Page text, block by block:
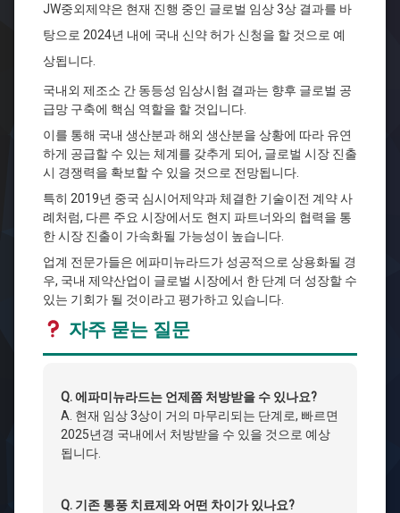
JW중외제약은 현재 진행 중인 글로벌 임상 3상 결과를 바
탕으로 2024년 내에 국내 신약 허가 신청을 할 것으로 예
상됩니다.
국내외 제조소 간 동등성 임상시험 결과는 향후 글로벌 공
급망 구축에 핵심 역할을 할 것입니다.
이를 통해 국내 생산분과 해외 생산분을 상황에 따라 유연
하게 공급할 수 있는 체계를 갖추게 되어, 글로벌 시장 진출
시 경쟁력을 확보할 수 있을 것으로 전망됩니다.
특히 2019년 중국 심시어제약과 체결한 기술이전 계약 사
례처럼, 다른 주요 시장에서도 현지 파트너와의 협력을 통
한 시장 진출이 가속화될 가능성이 높습니다.
업계 전문가들은 에파미뉴라드가 성공적으로 상용화될 경
우, 국내 제약산업이 글로벌 시장에서 한 단계 더 성장할 수
있는 기회가 될 것이라고 평가하고 있습니다.
자주 묻는 질문
Q. 에파미뉴라드는 언제쯤 처방받을 수 있나요?
A. 현재 임상 3상이 거의 마무리되는 단계로, 빠르면
2025년경 국내에서 처방받을 수 있을 것으로 예상
됩니다.
Q. 기존 통풍 치료제와 어떤 차이가 있나요?